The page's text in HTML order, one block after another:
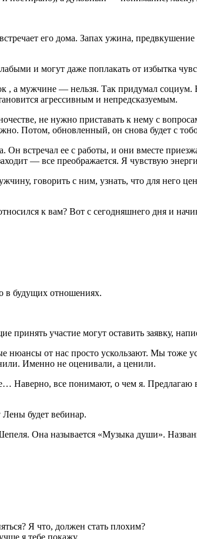
его дома. Запах ужина,
и могут даже поплакать от избытка
, а мужчине — нельзя. Так придумал социум.
агрессивным и непредсказуемым.
не нужно приставать к нему с
Потом, обновленный, он снова будет с
встречал ее с работы, и они вместе
— все преображается. Я чувствую
говорить с ним, узнать, что для него
к вам? Вот с сегодняшнего дня и
в будущих отношениях.
принять участие могут оставить заявку,
нюансы от нас просто ускользают. Мы тоже
Именно не оценивали, а ценили.
Наверно, все понимают, о чем я. Предлагаю
Лены будет вебинар.
Она называется «Музыка души».
Я что, должен стать плохим?
я тебе покажу.